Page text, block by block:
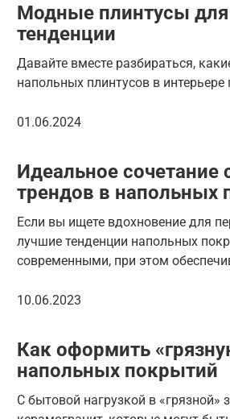
Модные плинтусы для
тенденции
Давайте вместе разбираться,
напольных плинтусов в интерьере
01.06.2024
Идеальное сочетание
трендов в напольных
Если вы ищете вдохновение для
лучшие тенденции напольных
современными, при этом
10.06.2023
Как оформить
напольных покрытий
С бытовой нагрузкой в «грязной»